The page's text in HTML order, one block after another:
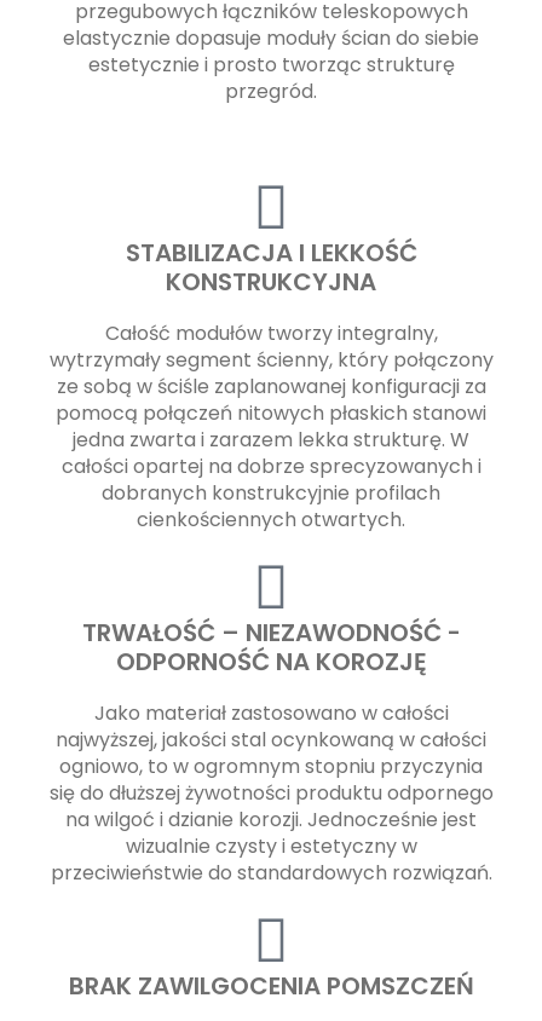
przegubowych łączników teleskopowych
elastycznie dopasuje moduły ścian do siebie
estetycznie i prosto tworząc strukturę
przegród.
STABILIZACJA I LEKKOŚĆ
KONSTRUKCYJNA
Całość modułów tworzy integralny,
wytrzymały segment ścienny, który połączony
ze sobą w ściśle zaplanowanej konfiguracji za
pomocą połączeń nitowych płaskich stanowi
jedna zwarta i zarazem lekka strukturę. W
całości opartej na dobrze sprecyzowanych i
dobranych konstrukcyjnie profilach
cienkościennych otwartych.
TRWAŁOŚĆ – NIEZAWODNOŚĆ -
ODPORNOŚĆ NA KOROZJĘ
Jako materiał zastosowano w całości
najwyższej, jakości stal ocynkowaną w całości
ogniowo, to w ogromnym stopniu przyczynia
się do dłuższej żywotności produktu odpornego
na wilgoć i dzianie korozji. Jednocześnie jest
wizualnie czysty i estetyczny w
przeciwieństwie do standardowych rozwiązań.
BRAK ZAWILGOCENIA POMSZCZEŃ